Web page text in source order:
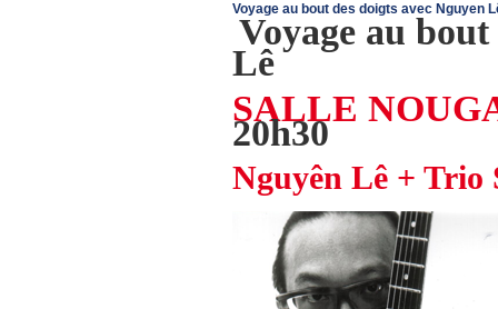
Voyage au bout des doigts avec Nguyen
Voyage au
Lê
SALLE
20h30
Nguyên Lê + Trio